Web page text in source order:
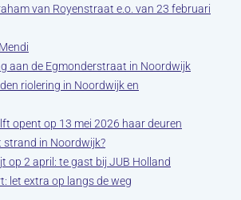
van Royenstraat e.o. van 23 februari
aan de Egmonderstraat in Noordwijk
riolering in Noordwijk en
opent op 13 mei 2026 haar deuren
strand in Noordwijk?
op 2 april: te gast bij JUB Holland
let extra op langs de weg